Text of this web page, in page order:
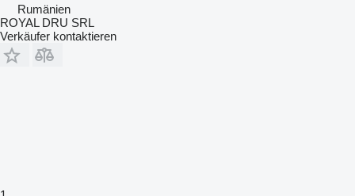
Rumänien
ROYAL DRU SRL
Verkäufer kontaktieren